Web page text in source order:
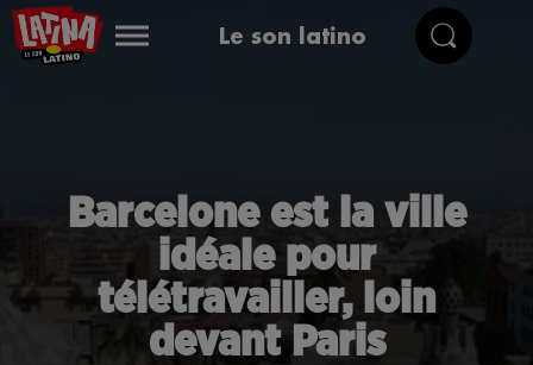
Le son latino
Barcelone est la ville
idéale pour
télétravailler, loin
devant Paris